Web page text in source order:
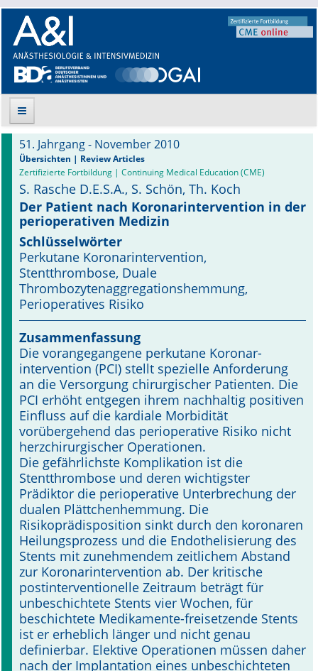
Suche
Aktuelle Ausgabe
Leitlinien
Archiv
Supplements
Supplements OrphanAnesthesia
Online First
A&I English
Mediadaten
Autoren-Service
Bestell-Service
Stellenmarkt
Kongresskalender
51. Jahrgang - November 2010
Übersichten | Review Articles
Zertifizierte Fortbildung | Continuing Medical Education (CME)
S. Rasche D.E.S.A., S. Schön, Th. Koch
Der Patient nach Koronarintervention in der
perioperativen Medizin
Schlüsselwörter
Perkutane Koronarintervention,
Stentthrombose, Duale
Thrombozytenaggregationshemmung,
Perioperatives Risiko
Zusammenfassung
Die vorangegangene perkutane Koronar­
intervention (PCI) stellt spezielle Anforderung
an die Versorgung chirurgischer Patienten. Die
PCI erhöht entgegen ihrem nachhaltig positiven
Einfluss auf die kardiale Morbidität
vorübergehend das perioperative Risiko nicht
herzchirurgischer Operationen.
Die gefährlichste Komplikation ist die
Stentthrombose und deren wichtigster
Prädiktor die perioperative Unterbrechung der
dualen Plättchenhemmung. Die
Risikoprädisposition sinkt durch den koronaren
Heilungsprozess und die Endothelisierung des
Stents mit zunehmendem zeitlichem Abstand
zur Koronarintervention ab. Der kritische
postinterventionelle Zeitraum beträgt für
unbeschichtete Stents vier Wochen, für
beschichtete Medikamente-freisetzende Stents
ist er erheblich länger und nicht genau
definierbar. Elektive Operationen müssen daher
nach der Implantation eines unbeschichteten